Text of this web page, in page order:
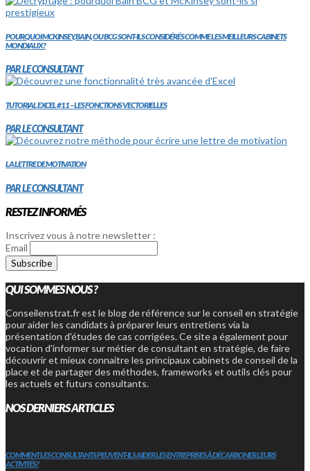
POURQUOI MCKINSEY, BAIN, OU BCG SONT-ILS CONSIDÉRÉS COMME LES MEILLEURS CABINETS
MONDIAUX?
PAR LE CONSULTANT
TUTORIAL EXCEL #11 – LES FONCTIONS VECTORIELLES
PAR LE CONSULTANT
LA LETTRE DE MOTIVATION
PAR LE CONSULTANT
RESTEZ INFORMÉS
Inscrivez vous à notre newsletter :
Email
QUI SOMMES NOUS ?
Conseilenstrat.fr est le blog de référence sur le conseil en stratégie
pour aider les candidats à préparer leurs entretiens via la
présentation d'études de cas corrigées. Ce site a également pour
vocation d'informer sur métier de consultant en stratégie, de faire
découvrir et mieux connaitre les principaux cabinets de conseil de la
place et de partager des méthodes, frameworks et outils clés pour
les actuels et futurs consultants.
NOS DERNIERS ARTICLES
COMMENT LES CONSULTANTS PEUVENT-ILS AIDER LES ENTREPRISES À DÉCARBONER LEURS
ACTIVITÉS?